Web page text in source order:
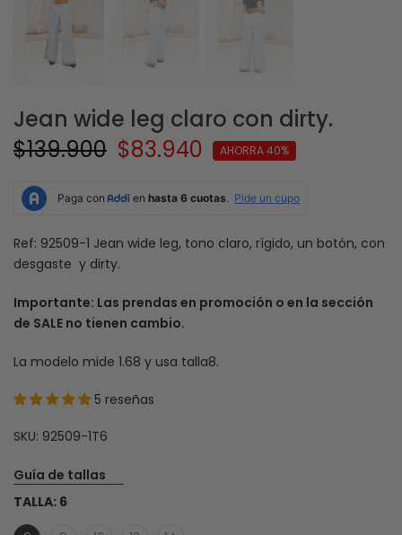
Jean wide leg claro con dirty.
$139.900 $83.940 AHORRA 40%
Ref: 92509-1 Jean wide leg, tono claro, rígido, un botón, con
desgaste y dirty.
Importante: Las prendas en promoción o en la sección
de SALE no tienen cambio.
La modelo mide 1.68 y usa talla8.
5 reseñas
SKU: 92509-1T6
Guía de tallas
TALLA: 6